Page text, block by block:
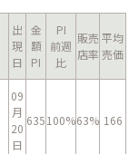
出
現
日
金
額
PI
PI
前週
比
販売
店率
平均
売価
09
月
20
日
635100%63% 166